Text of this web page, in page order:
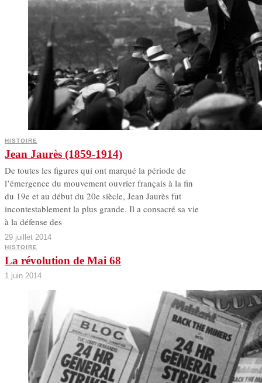
HISTOIRE
Jean Jaurès (1859-1914)
De toutes les figures qui ont marqué la période de
l’émergence du mouvement ouvrier français à la fin
du 19e et au début du 20e siècle, Jean Jaurès fut
incontestablement la plus grande. Il a consacré sa vie
à la défense des
29 juillet 2014
HISTOIRE
La révolution de Mai 68
1 juin 2014